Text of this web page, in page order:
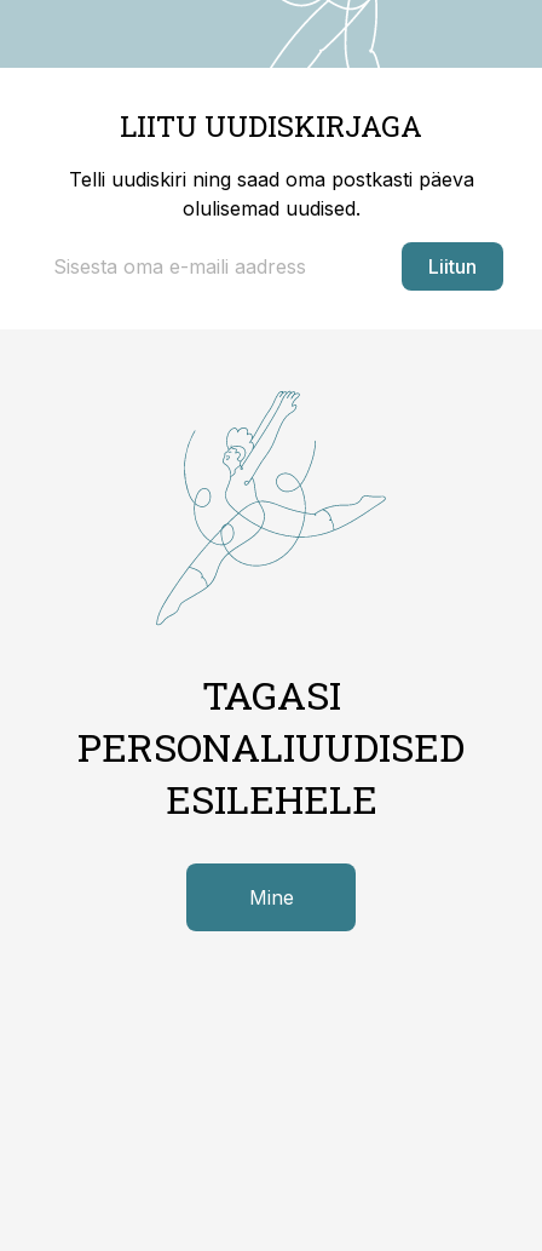
LIITU UUDISKIRJAGA
Telli uudiskiri ning saad oma postkasti päeva
olulisemad uudised.
Liitun
TAGASI
PERSONALIUUDISED
ESILEHELE
Mine